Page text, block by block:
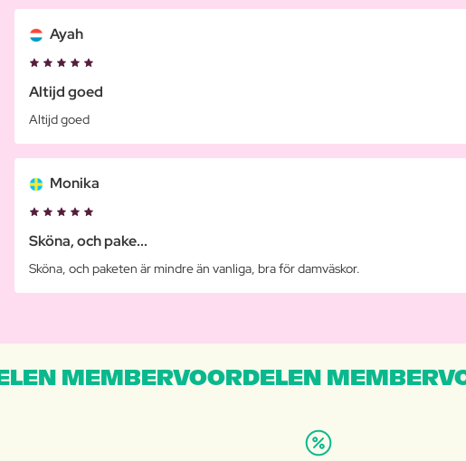
Ayah
Altijd goed
Altijd goed
Monika
Sköna, och pake...
Sköna, och paketen är mindre än vanliga, bra för damväskor.
MEMBERVOORDELEN